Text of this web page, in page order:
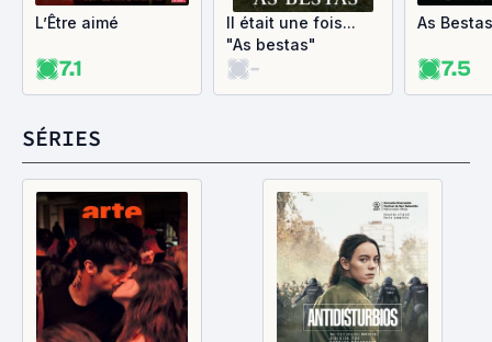
L’Être aimé
7.1
Il était une fois...
"As bestas"
-
As Bestas
7.5
SÉRIES